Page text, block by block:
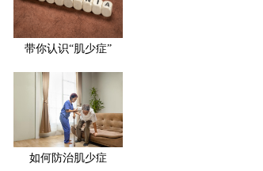
带你认识“肌少症”
如何防治肌少症